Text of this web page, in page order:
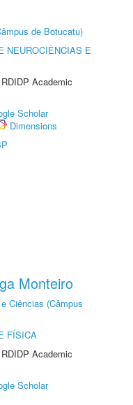
de Botucatu)
NEUROCIÊNCIAS E
Academic
Scholar
Dimensions
Monteiro
Ciências (Câmpus
FÍSICA
Academic
Scholar